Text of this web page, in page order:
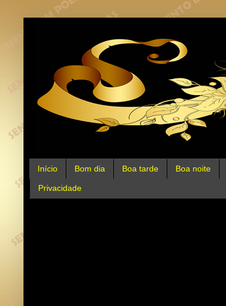
Início Bom dia Boa tarde Boa noite
Privacidade